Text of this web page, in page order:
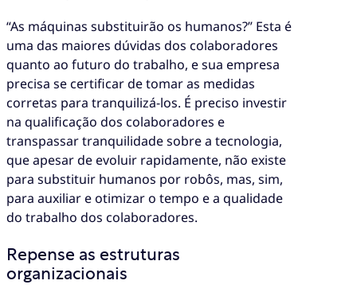
“As máquinas substituirão os humanos?” Esta é
uma das maiores dúvidas dos colaboradores
quanto ao futuro do trabalho, e sua empresa
precisa se certificar de tomar as medidas
corretas para tranquilizá-los. É preciso investir
na qualificação dos colaboradores e
transpassar tranquilidade sobre a tecnologia,
que apesar de evoluir rapidamente, não existe
para substituir humanos por robôs, mas, sim,
para auxiliar e otimizar o tempo e a qualidade
do trabalho dos colaboradores.
Repense as estruturas
organizacionais